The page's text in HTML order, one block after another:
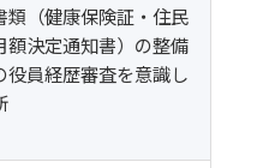
類（健康保険証・住民
額決定通知書）の整備
役員経歴審査を意識し